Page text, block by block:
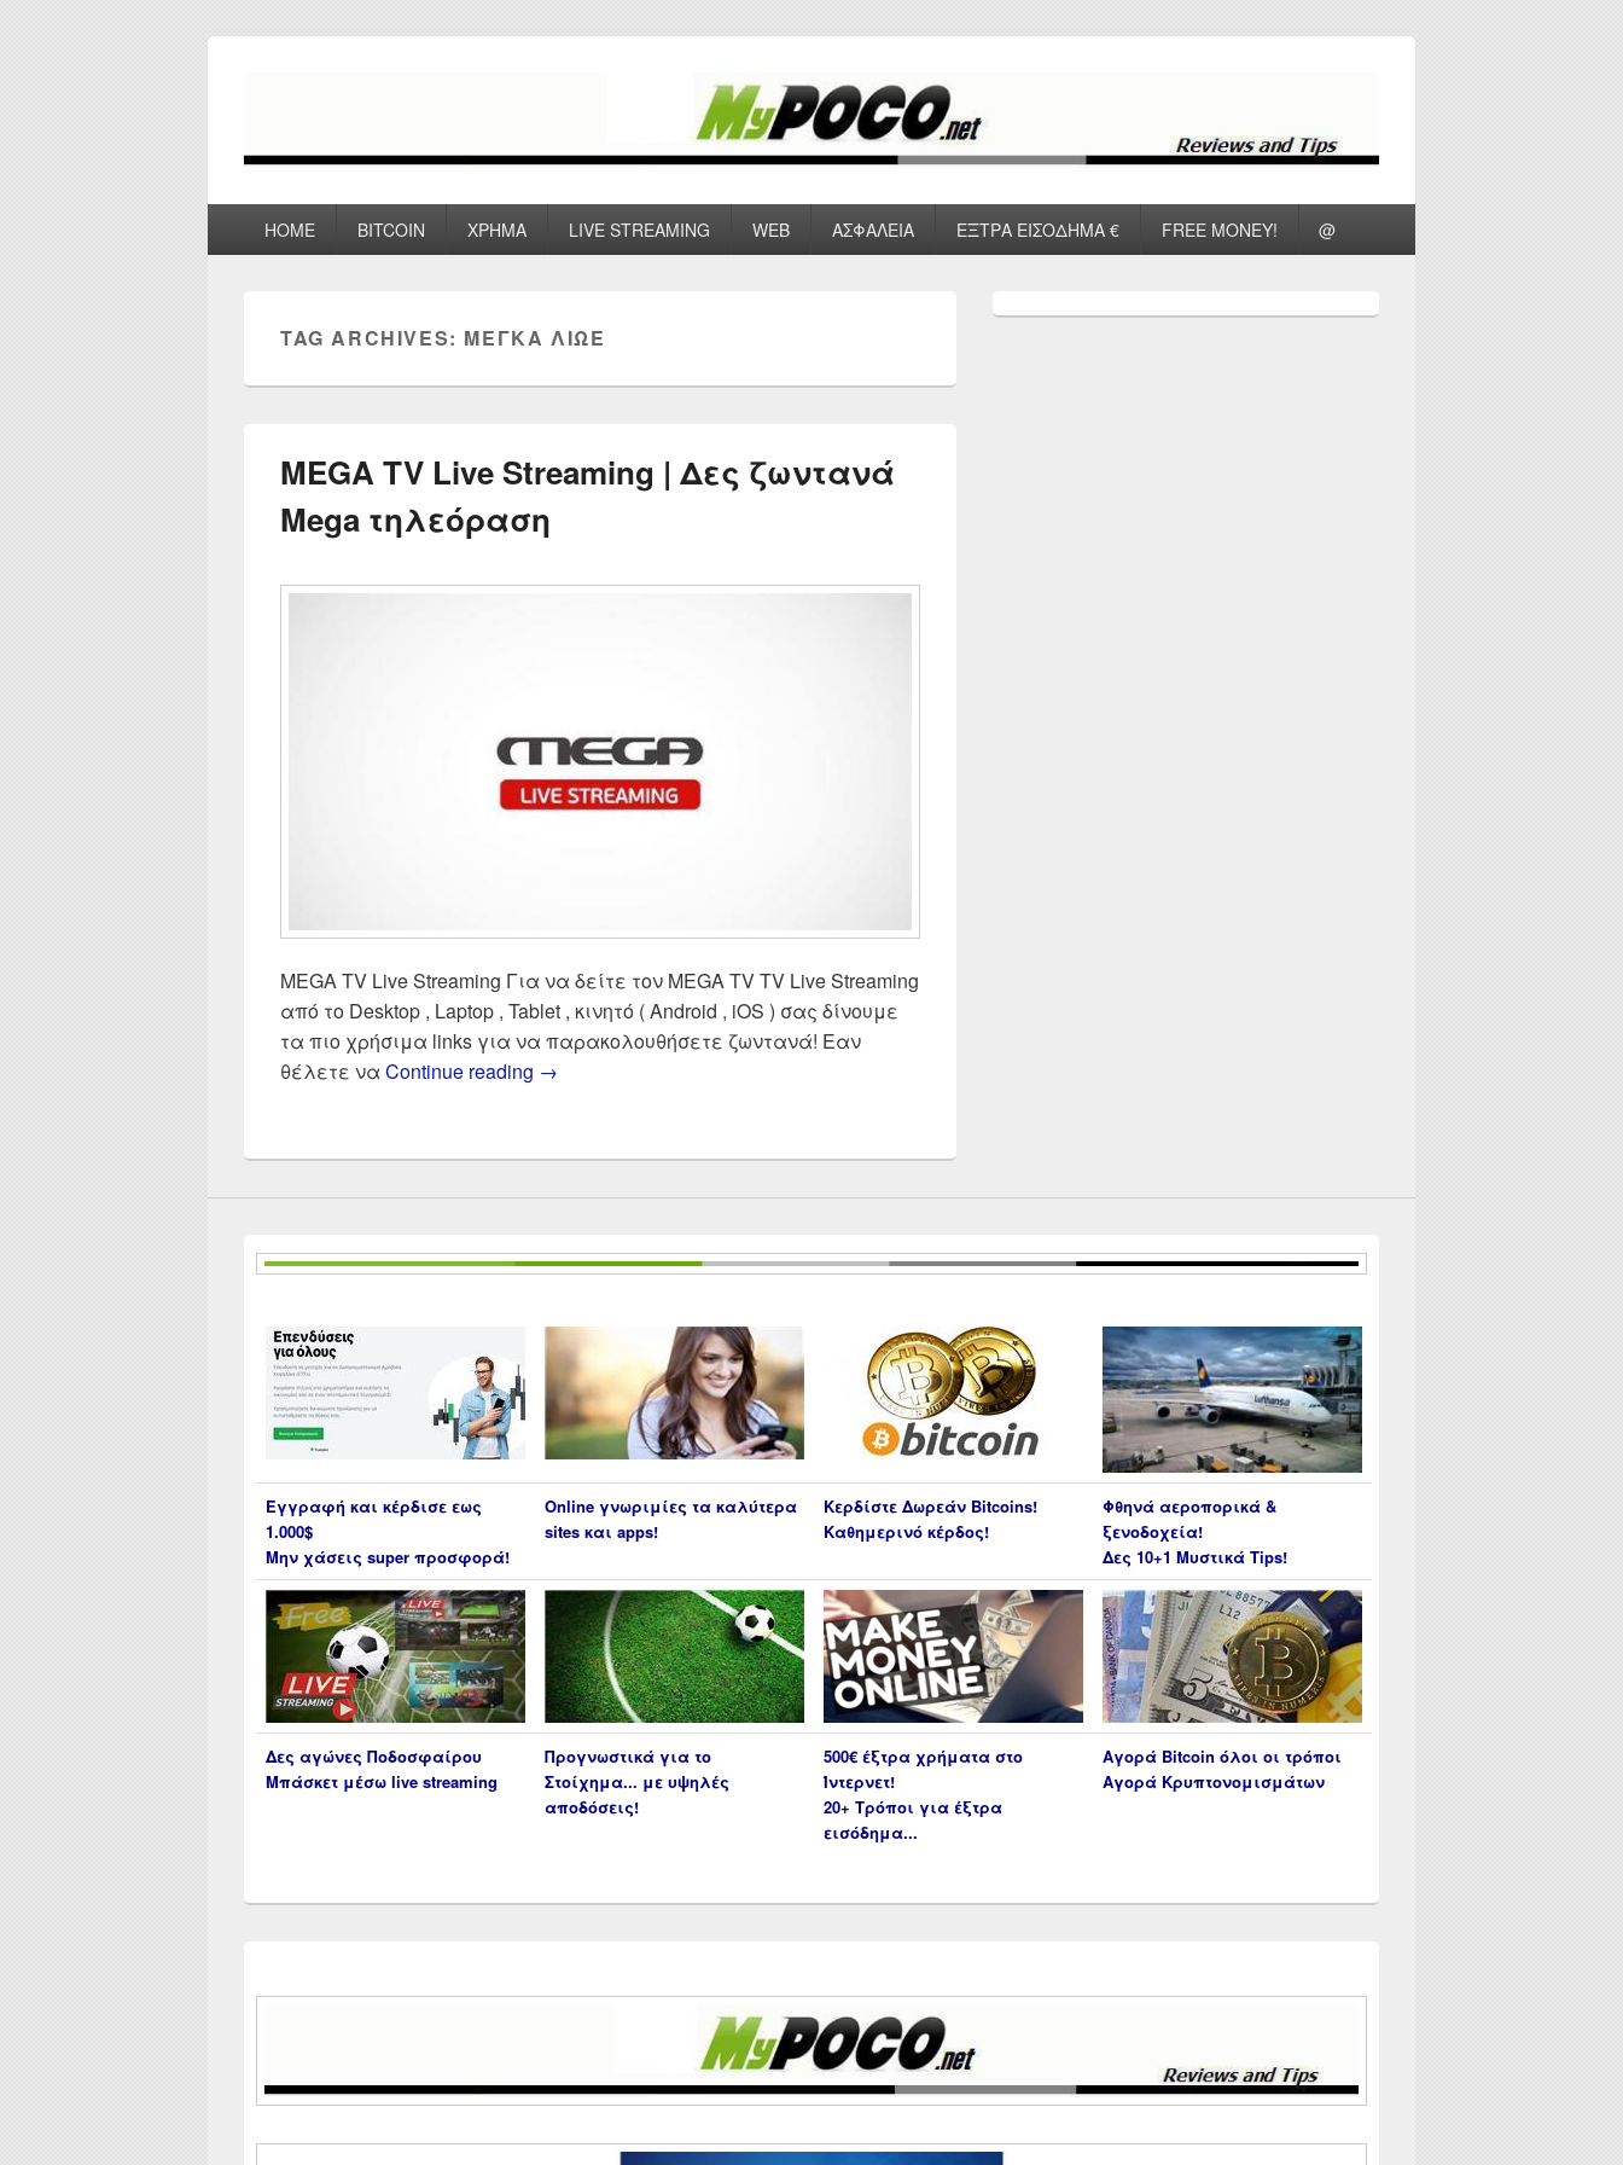
HOME BITCOIN ΧΡΗΜΑ LIVE STREAMING WEB ΑΣΦΑΛΕΙΑ ΕΞΤΡΑ ΕΙΣΟΔΗΜΑ € FREE MONEY! @
TAG ARCHIVES: ΜΕΓΚΑ ΛΙΩΕ
MEGA TV Live Streaming | Δες ζωντανά
Mega τηλεόραση
MEGA TV Live Streaming Για να δείτε τον MEGA TV TV Live Streaming
από το Desktop , Laptop , Tablet , κινητό ( Android , iOS ) σας δίνουμε
τα πιο χρήσιμα links για να παρακολουθήσετε ζωντανά! Εαν
θέλετε να Continue reading MEGA TV Live Streaming | Δες ζωντανά Mega τηλεόραση
→
Sidebar
Εγγραφή και κέρδισε εως
1.000$
Μην χάσεις super προσφορά!
Online γνωριμίες τα καλύτερα
sites και apps!
Κερδίστε Δωρεάν Bitcoins!
Καθημερινό κέρδος!
Φθηνά αεροπορικά &
ξενοδοχεία!
Δες 10+1 Μυστικά Tips!
Δες αγώνες Ποδοσφαίρου
Μπάσκετ μέσω live streaming
Προγνωστικά για το
Στοίχημα... με υψηλές
αποδόσεις!
500€ έξτρα χρήματα στο
Ίντερνετ!
20+ Τρόποι για έξτρα
εισόδημα...
Αγορά Bitcoin όλοι οι τρόποι
Αγορά Κρυπτονομισμάτων